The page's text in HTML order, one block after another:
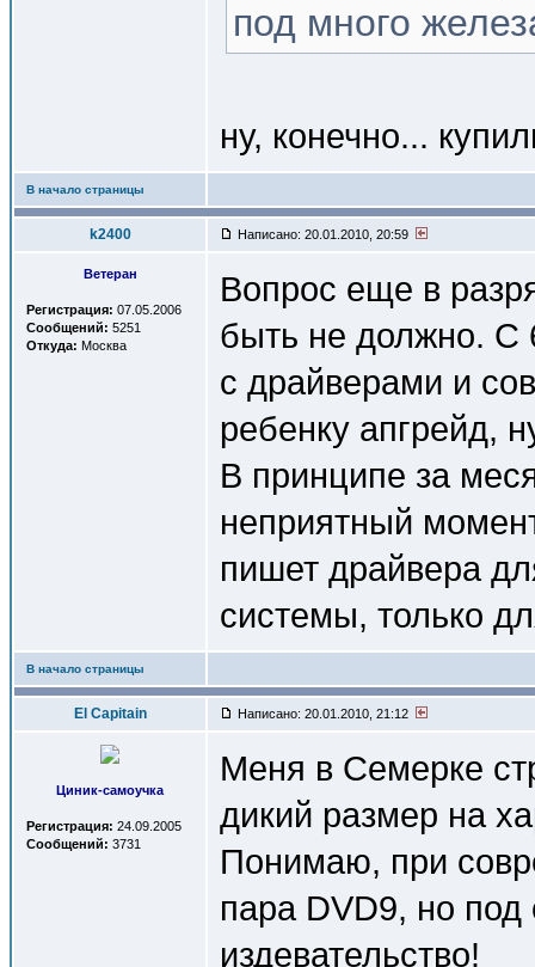
под много
ну, конечно...
В начало страницы
k2400 Написано: 20.01.2010, 20:59
Ветеран
Регистрация: 07.05.2006
Сообщений: 5251
Откуда: Москва
Вопрос еще в
быть не должно. С
с драйверами и
ребенку апгрейд,
В принципе за
неприятный
пишет драйвера
системы, только
В начало страницы
El Capitain Написано: 20.01.2010, 21:12
Циник-самоучка
Регистрация: 24.09.2005
Сообщений: 3731
Меня в Семерке
дикий размер на
Понимаю, при
пара DVD9, но под
издевательство!